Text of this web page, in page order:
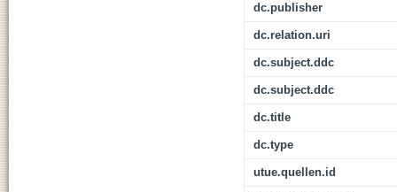
dc.publisher
dc.relation.uri
dc.subject.ddc
dc.subject.ddc
dc.title
dc.type
utue.quellen.id